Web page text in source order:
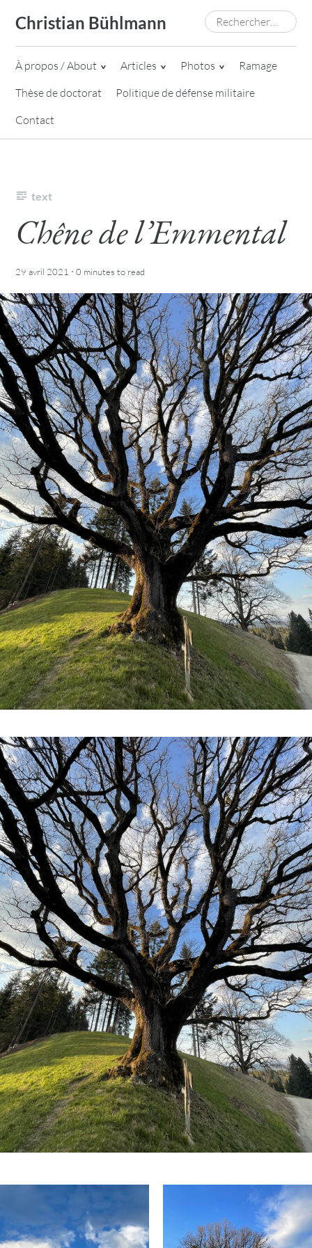
content
Christian Bühlmann Rechercher :
À propos / About Articles Photos
Ramage
Thèse de doctorat
Politique de défense militaire
Contact
text
Chêne de l’Emmental
29 avril 2021 ·0 minutes to read